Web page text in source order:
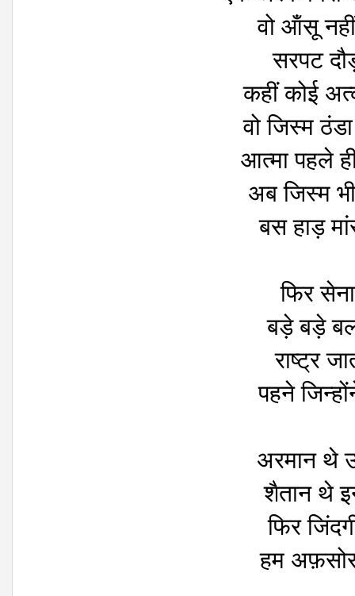
वो ऑंसू
सरपट
कहीं कोई
वो जिस्म
आत्मा पहले
अब जिस्म
बस हाड़
फिर
बड़े बड़े
राष्ट्र
पहने
अरमान थे
शैतान थे
फिर
हम